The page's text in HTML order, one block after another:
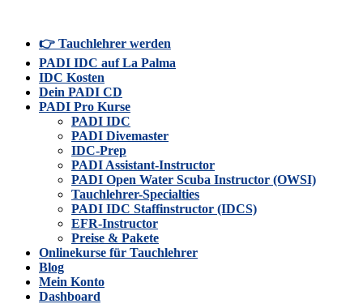
👉 Tauchlehrer werden
PADI IDC auf La Palma
IDC Kosten
Dein PADI CD
PADI Pro Kurse
PADI IDC
PADI Divemaster
IDC-Prep
PADI Assistant-Instructor
PADI Open Water Scuba Instructor (OWSI)
Tauchlehrer-Specialties
PADI IDC Staffinstructor (IDCS)
EFR-Instructor
Preise & Pakete
Onlinekurse für Tauchlehrer
Blog
Mein Konto
Dashboard